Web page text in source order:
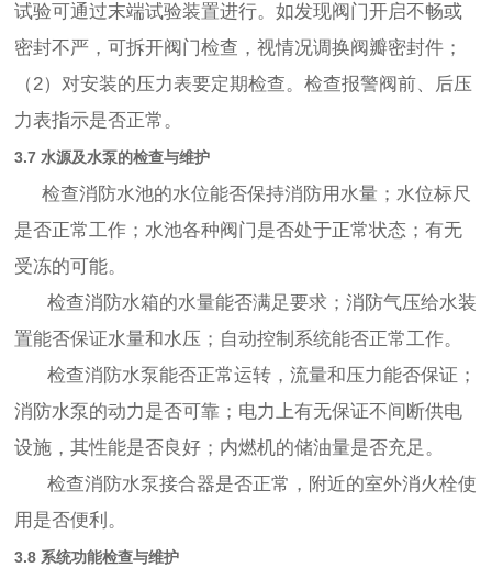
试验可通过末端试验装置进行。如发现阀门开启不畅或
密封不严，可拆开阀门检查，视情况调换阀瓣密封件；
（2）对安装的压力表要定期检查。检查报警阀前、后压
力表指示是否正常。
3.7 水源及水泵的检查与维护
检查消防水池的水位能否保持消防用水量；水位标尺
是否正常工作；水池各种阀门是否处于正常状态；有无
受冻的可能。
检查消防水箱的水量能否满足要求；消防气压给水装
置能否保证水量和水压；自动控制系统能否正常工作。
检查消防水泵能否正常运转，流量和压力能否保证；
消防水泵的动力是否可靠；电力上有无保证不间断供电
设施，其性能是否良好；内燃机的储油量是否充足。
检查消防水泵接合器是否正常，附近的室外消火栓使
用是否便利。
3.8 系统功能检查与维护